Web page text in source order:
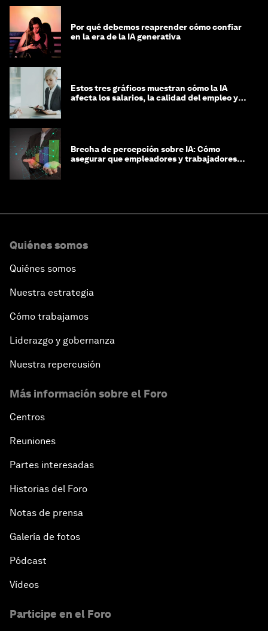
Por qué debemos reaprender cómo confiar
en la era de la IA generativa
Estos tres gráficos muestran cómo la IA
afecta los salarios, la calidad del empleo y
Brecha de percepción sobre IA: Cómo
asegurar que empleadores y trabajadores
Quiénes somos
Quiénes somos
Nuestra estrategia
Cómo trabajamos
Liderazgo y gobernanza
Nuestra repercusión
Más información sobre el Foro
Centros
Reuniones
Partes interesadas
Historias del Foro
Notas de prensa
Galería de fotos
Pódcast
Vídeos
Participe en el Foro